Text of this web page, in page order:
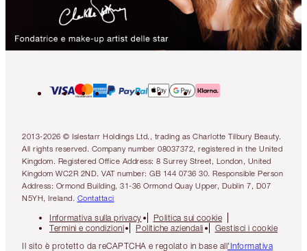
2013-2026 © Islestarr Holdings Ltd., trading as Charlotte Tilbury Beauty.
All rights reserved. Company number 08037372, registered in the United
Kingdom. Registered Office Address: 8 Surrey Street, London, United
Kingdom WC2R 2ND. VAT number: GB 144 0736 30. Responsible Person
Address: Ormond Building, 31-36 Ormond Quay Upper, Dublin 7, D07
N5YH, Ireland. Contattaci
Informativa sulla privacy
Politica sui cookie
Termini e condizioni
Politiche aziendali
Gestisci i cookie
Il sito è protetto da reCAPTCHA e regolato in base all'Informativa